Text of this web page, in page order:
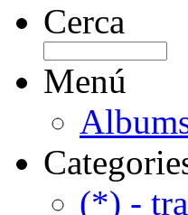
Cerca
Menú
(*) -